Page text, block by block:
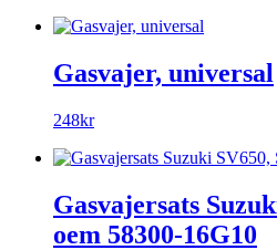
Gasvajer, universal
248kr
Gasvajersats
oem 58300-16G10